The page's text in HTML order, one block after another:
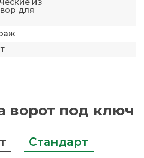
из
для
ворот под ключ
Стандарт